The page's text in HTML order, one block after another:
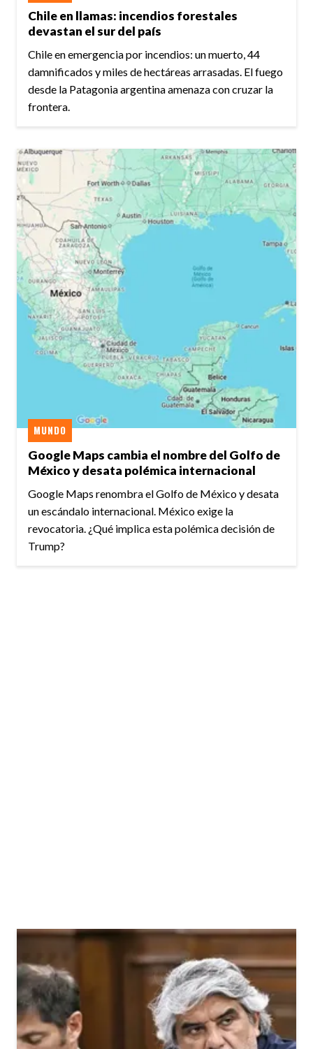
Chile en llamas: incendios forestales
devastan el sur del país
Chile en emergencia por incendios: un muerto, 44
damnificados y miles de hectáreas arrasadas. El fuego
desde la Patagonia argentina amenaza con cruzar la
frontera.
Google Maps cambia el nombre del Golfo de
México y desata polémica internacional
MUNDO
Google Maps renombra el Golfo de México y desata
un escándalo internacional. México exige la
revocatoria. ¿Qué implica esta polémica decisión de
Trump?